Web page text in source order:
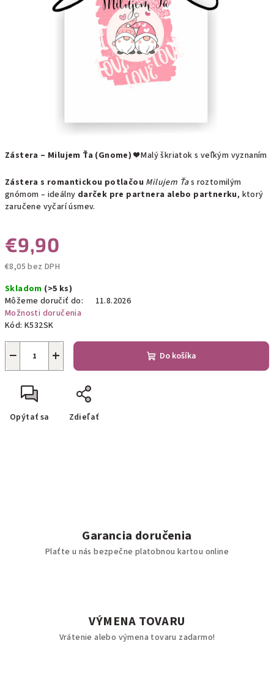
Zástera – Milujem Ťa (Gnome) ❤️ Malý škriatok s veľkým vyznaním
Zástera s romantickou potlačou Milujem Ťas roztomilým
gnómom – ideálny darček pre partnera alebo partnerku, ktorý
zaručene vyčarí úsmev.
€9,90
€8,05 bez DPH
cena:
Skladom (>5 ks)
Môžeme doručiť do:
11.8.2026
Možnosti doručenia
Kód: K532SK
+
− Do košíka
Opýtať sa Zdieľať
Garancia doručenia
Plaťte u nás bezpečne platobnou kartou online
VÝMENA TOVARU
Vrátenie alebo výmena tovaru zadarmo!